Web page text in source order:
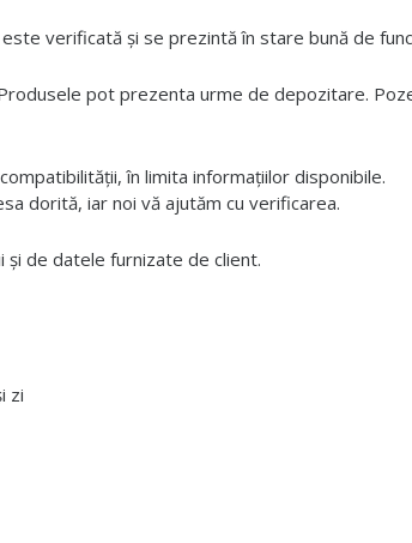
verificată și se prezintă în stare bună de
pot prezenta urme de depozitare.
în limita informațiilor disponibile.
dorită, iar noi vă ajutăm cu verificarea.
de datele furnizate de client.
zi